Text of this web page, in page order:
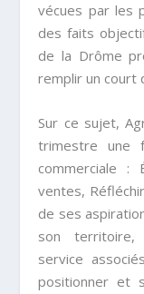
vécues par les
des faits
de la Drôme
remplir un court
Sur ce sujet,
trimestre une
commerciale :
ventes,
de ses
son territoire,
service
positionner et